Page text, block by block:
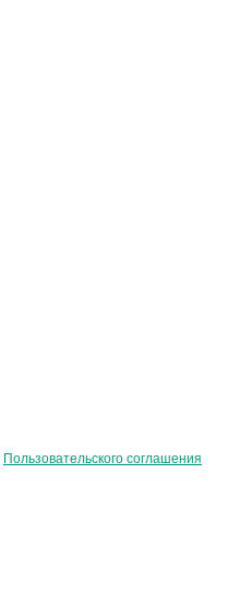
Пользовательского соглашения